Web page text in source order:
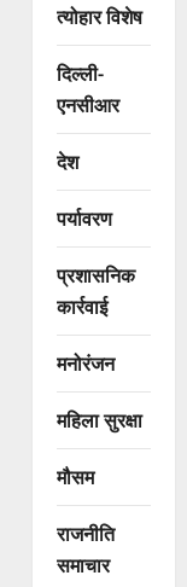
त्योहार विशेष
दिल्ली-
एनसीआर
देश
पर्यावरण
प्रशासनिक
कार्रवाई
मनोरंजन
महिला सुरक्षा
मौसम
राजनीति
समाचार